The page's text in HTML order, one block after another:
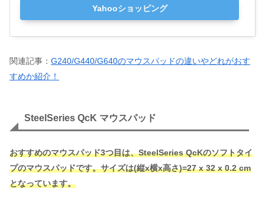
Yahooショッピング
関連記事： G240/G440/G640のマウスパッドの違いやどれがおす
すめか紹介！
SteelSeries QcK マウスパッド
おすすめのマウスパッド3つ目は、SteelSeries QcKのソフトタイ
プのマウスパッドです。サイズは(縦x横x高さ)=27 x 32 x 0.2 cm
となっています。